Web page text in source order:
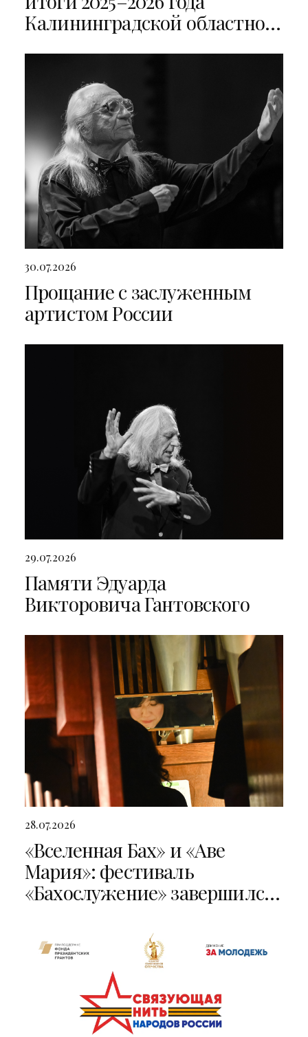
Калининградской областной
30.07.2026
Прощание с заслуженным
артистом России
29.07.2026
Памяти Эдуарда
Викторовича Гантовского
28.07.2026
«Вселенная Бах» и «Аве
Мария»: фестиваль
«Бахослужение» завершился